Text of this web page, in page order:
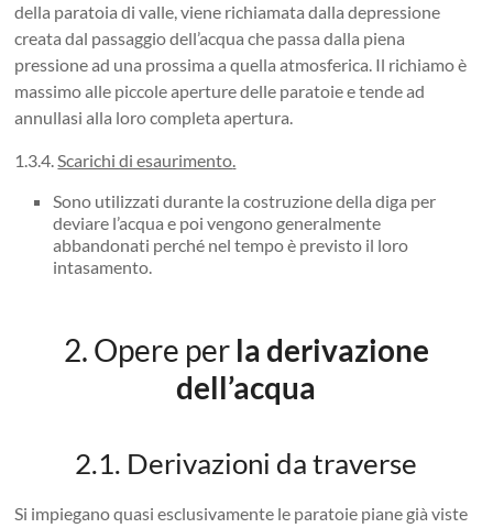
della paratoia di valle, viene richiamata dalla depressione
creata dal passaggio dell’acqua che passa dalla piena
pressione ad una prossima a quella atmosferica. Il richiamo è
massimo alle piccole aperture delle paratoie e tende ad
annullasi alla loro completa apertura.
1.3.4.Scarichi di esaurimento.
Sono utilizzati durante la costruzione della diga per
deviare l’acqua e poi vengono generalmente
abbandonati perché nel tempo è previsto il loro
intasamento.
2. Opere per la derivazione
dell’acqua
2.1. Derivazioni da traverse
Si impiegano quasi esclusivamente le paratoie piane già viste